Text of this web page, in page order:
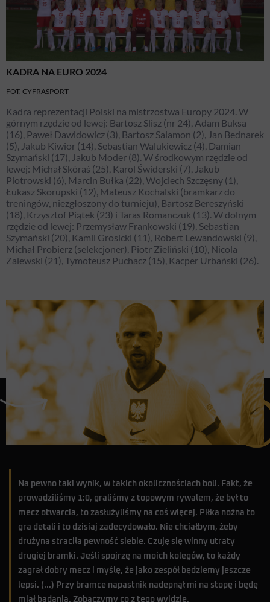
KADRA NA EURO 2024
FOT. CYFRASPORT
Kadra reprezentacji Polski na mistrzostwa Europy 2024. W
górnym rzędzie od lewej: Bartosz Slisz (nr 24), Adam Buksa
(16), Paweł Dawidowicz (3), Bartosz Salamon (2), Jan Bednarek
(5), Jakub Kiwior (14), Sebastian Walukiewicz (4), Damian
Szymański (17), Jakub Moder (8). W środkowym rzędzie od
lewej: Michał Skóraś (25), Karol Świderski (7), Jakub
Piotrowski (6), Marcin Bułka (22), Wojciech Szczęsny (1),
Łukasz Skorupski (12), Mateusz Kochalski (bramkarz do
treningów, niezgłoszony do turnieju), Bartosz Bereszyński
(18), Krzysztof Piątek (23) i Taras Romanczuk (13). W dolnym
rzędzie od lewej: Przemysław Frankowski (19), Sebastian
Szymański (20), Kamil Grosicki (11), Robert Lewandowski (9),
Michał Probierz (selekcjoner), Piotr Zieliński (10), Nicola
Zalewski (21), Tymoteusz Puchacz (15), Kacper Urbański (26).
Na pewno taki wynik, w takich okolicznościach boli. Fakt, że
prowadziliśmy 1:0, graliśmy z topowym rywalem, że był to
mecz otwarcia, to zasłużyliśmy na coś więcej. Piłka nożna to
gra detali i to dzisiaj zadecydowało. Nie chciałbym, żeby
drużyna straciła pewność siebie. Czuję się winny utraty
drugiej bramki. Jeśli spojrzę na moich kolegów, to każdy
zagrał dobry mecz i myślę, że jako zespół będziemy jeszcze
lepsi. (...) Przy bramce napastnik nadepnął mi na stopę i będę
miał badania. Zobaczymy co z tego wyjdzie.